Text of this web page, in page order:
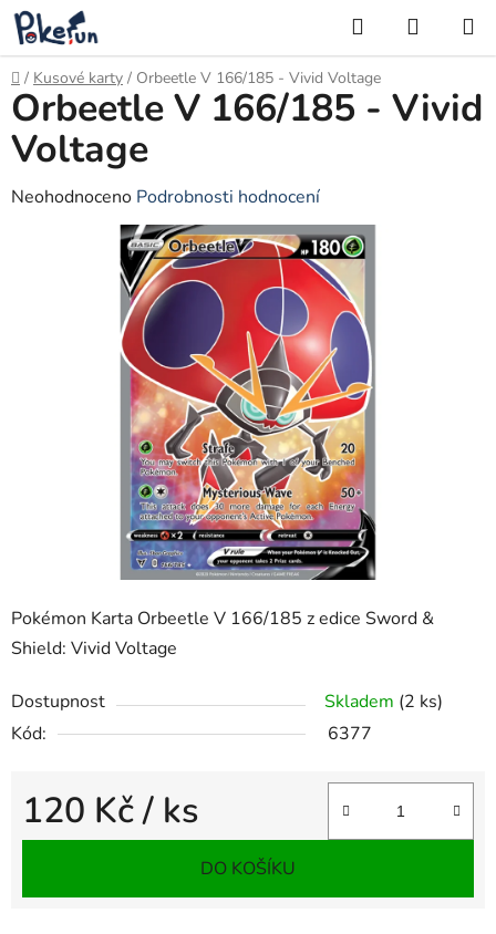
Přejít
na
obsah
Hledat
KOŠÍK
Domů
/ Kusové karty / Orbeetle V 166/185 - Vivid Voltage
Pokémon Karta Orbeetle V 166/185 z edice Sword &
Shield: Vivid Voltage
Dostupnost Skladem (2 ks)
Kód:
6377
120 Kč/ ks
Měrná cena:
DO KOŠÍKU
Orbeetle V 166/185 - Vivid
Voltage
Průměrné
Neohodnoceno Podrobnosti hodnocení